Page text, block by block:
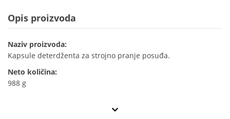
Opis proizvoda
Naziv proizvoda:
Kapsule deterdženta za strojno pranje posuđa.
Neto količina:
988 g